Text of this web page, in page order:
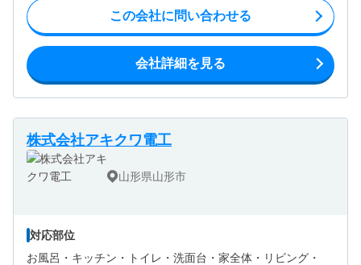
この会社に問い合わせる
会社詳細を見る
株式会社アキクワ電工
山形県山形市
対応部位
お風呂・ キッチン・ トイレ・ 洗面台・ 家全体・ リビング・